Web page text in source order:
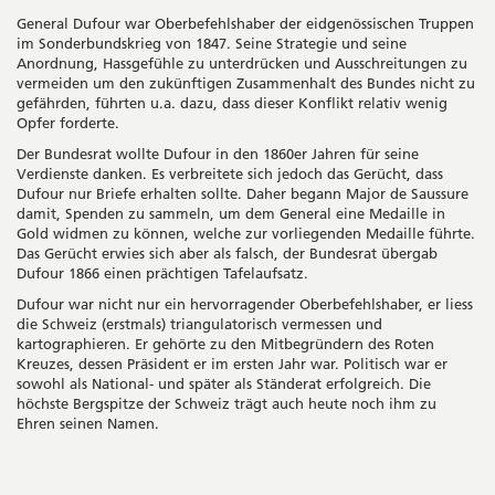
General Dufour war Oberbefehlshaber der eidgenössischen Truppen
im Sonderbundskrieg von 1847. Seine Strategie und seine
Anordnung, Hassgefühle zu unterdrücken und Ausschreitungen zu
vermeiden um den zukünftigen Zusammenhalt des Bundes nicht zu
gefährden, führten u.a. dazu, dass dieser Konflikt relativ wenig
Opfer forderte.
Der Bundesrat wollte Dufour in den 1860er Jahren für seine
Verdienste danken. Es verbreitete sich jedoch das Gerücht, dass
Dufour nur Briefe erhalten sollte. Daher begann Major de Saussure
damit, Spenden zu sammeln, um dem General eine Medaille in
Gold widmen zu können, welche zur vorliegenden Medaille führte.
Das Gerücht erwies sich aber als falsch, der Bundesrat übergab
Dufour 1866 einen prächtigen Tafelaufsatz.
Dufour war nicht nur ein hervorragender Oberbefehlshaber, er liess
die Schweiz (erstmals) triangulatorisch vermessen und
kartographieren. Er gehörte zu den Mitbegründern des Roten
Kreuzes, dessen Präsident er im ersten Jahr war. Politisch war er
sowohl als National- und später als Ständerat erfolgreich. Die
höchste Bergspitze der Schweiz trägt auch heute noch ihm zu
Ehren seinen Namen.